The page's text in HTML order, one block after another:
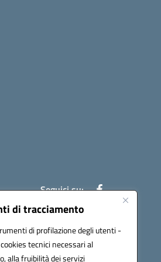
di tracciamento
di profilazione degli utenti -
tecnici necessari al
alla fruibilità dei servizi
Seguici su: